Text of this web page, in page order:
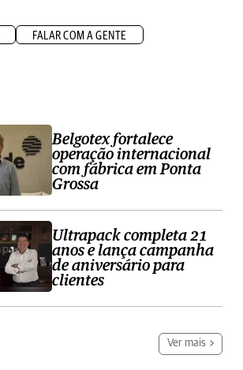
FALAR COM A GENTE
Belgotex fortalece
operação internacional
com fábrica em Ponta
Grossa
Ultrapack completa 21
anos e lança campanha
de aniversário para
clientes
Ver mais